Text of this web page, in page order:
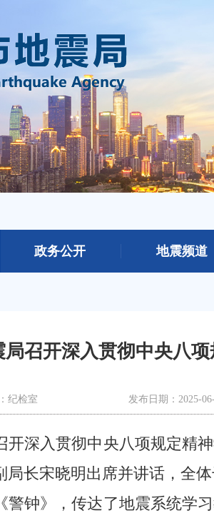
政务公开 地震频道
召开深入贯彻中央八
纪检室 发布日期：2025-
开深入贯彻中央八项规定精
长宋晓明出席并讲话，全体
警钟》，传达了地震系统学